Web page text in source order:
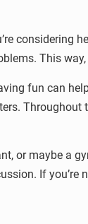
considering
This
fun can
or maybe a
If